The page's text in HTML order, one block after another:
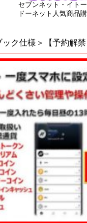
セブンネット・イト
ドーネット人気商品